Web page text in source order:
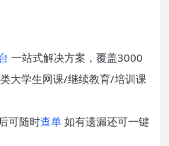
一站式解决方案，覆盖3000
大学生网课/继续教育/培训课
可随时查单 如有遗漏还可一键